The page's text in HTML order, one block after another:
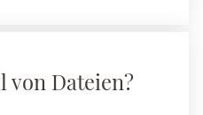
von Dateien?